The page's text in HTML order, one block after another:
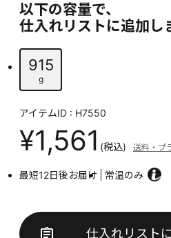
以下の容量で、
仕入れリストに追加し
915
g
アイテムID : H7550
¥1,561 (税込) 送料・プ
最短12日後お届け 常温のみ
仕入れリスト